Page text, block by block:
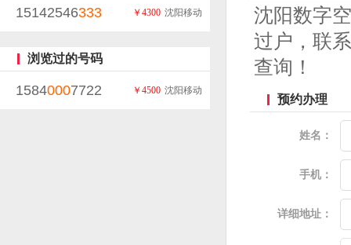
15142546333 沈阳移动
￥4300
浏览过的号码
15840007722 沈阳移动
￥4500
沈阳数字
过户，联
查询！
预约办理
姓名：
手机：
详细地址：